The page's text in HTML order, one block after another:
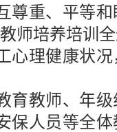
尊重、平等
师培养培训
心理健康状
育教师、年
保人员等全